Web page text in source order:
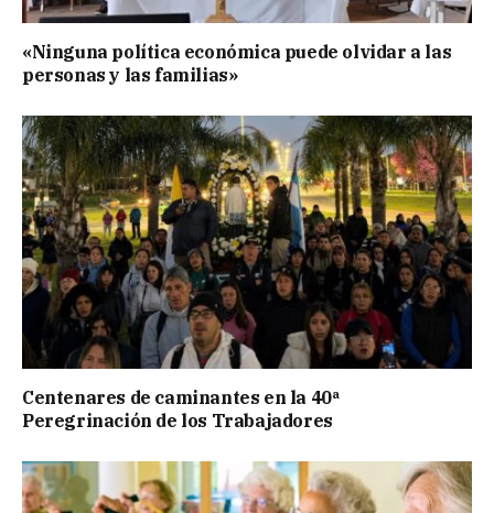
«Ninguna política económica puede olvidar a las
personas y las familias»
Centenares de caminantes en la 40ª
Peregrinación de los Trabajadores